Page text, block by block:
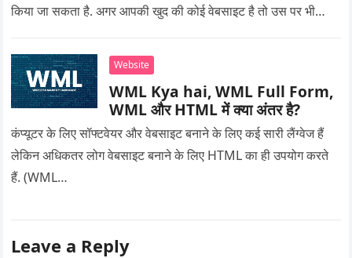
किया जा सकता है. अगर आपकी खुद की कोई वेबसाइट है तो उस पर भी…
Website
WML Kya hai, WML Full Form,
WML और HTML में क्या अंतर है?
कंप्यूटर के लिए सॉफ्टवेयर और वेबसाइट बनाने के लिए कई सारी लैंग्वेज हैं
लेकिन अधिकतर लोग वेबसाइट बनाने के लिए HTML का ही उपयोग करते
हैं. (WML…
Leave a Reply